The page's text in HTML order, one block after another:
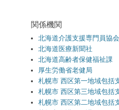
関係機関
北海道介護支援専門員協会
北海道医療新聞社
北海道高齢者保健福祉課
厚生労働省老健局
札幌市 西区第一地域包括
札幌市 西区第三地域包括
札幌市 西区第二地域包括